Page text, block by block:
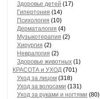
Здоровье детей (17)
Гипертония (14)
Психология (10)
Дерматалогия (4)
Музыкотерапия (2)
Хирургия (2)
Невралогия (2)
Здоровье животных (1)
КРАСОТА и УХОД (701)
Уход за лицом (318)
Уход за волосами (131)
Уход за руками и ногтями (80)